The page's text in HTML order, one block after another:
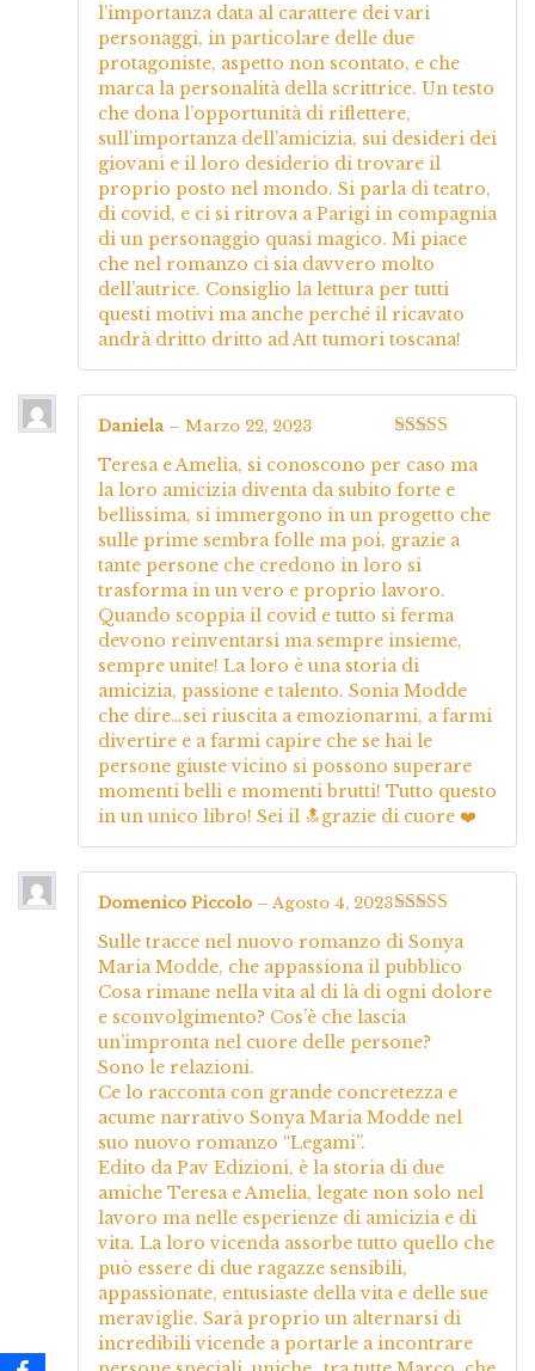
l’importanza data al carattere dei vari
personaggi, in particolare delle due
protagoniste, aspetto non scontato, e che
marca la personalità della scrittrice. Un testo
che dona l’opportunità di riflettere,
sull’importanza dell’amicizia, sui desideri dei
giovani e il loro desiderio di trovare il
proprio posto nel mondo. Si parla di teatro,
di covid, e ci si ritrova a Parigi in compagnia
di un personaggio quasi magico. Mi piace
che nel romanzo ci sia davvero molto
dell’autrice. Consiglio la lettura per tutti
questi motivi ma anche perché il ricavato
andrà dritto dritto ad Att tumori toscana!
5
Daniela – Marzo 22, 2023
Teresa e Amelia, si conoscono per caso ma
la loro amicizia diventa da subito forte e
bellissima, si immergono in un progetto che
sulle prime sembra folle ma poi, grazie a
tante persone che credono in loro si
trasforma in un vero e proprio lavoro.
Quando scoppia il covid e tutto si ferma
devono reinventarsi ma sempre insieme,
sempre unite! La loro è una storia di
amicizia, passione e talento. Sonia Modde
che dire…sei riuscita a emozionarmi, a farmi
divertire e a farmi capire che se hai le
persone giuste vicino si possono superare
momenti belli e momenti brutti! Tutto questo
in un unico libro! Sei il 🔝grazie di cuore ❤️
Valutato
5
Domenico Piccolo – Agosto 4, 2023
Sulle tracce nel nuovo romanzo di Sonya
Maria Modde, che appassiona il pubblico
Cosa rimane nella vita al di là di ogni dolore
e sconvolgimento? Cos’è che lascia
un’impronta nel cuore delle persone?
Sono le relazioni.
Ce lo racconta con grande concretezza e
acume narrativo Sonya Maria Modde nel
suo nuovo romanzo “Legami”.
Edito da Pav Edizioni, è la storia di due
amiche Teresa e Amelia, legate non solo nel
lavoro ma nelle esperienze di amicizia e di
vita. La loro vicenda assorbe tutto quello che
può essere di due ragazze sensibili,
appassionate, entusiaste della vita e delle sue
meraviglie. Sarà proprio un alternarsi di
incredibili vicende a portarle a incontrare